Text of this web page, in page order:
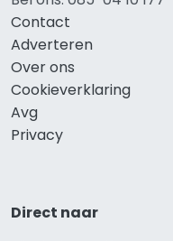
Contact
Adverteren
Over ons
Cookieverklaring
Avg
Privacy
Direct naar